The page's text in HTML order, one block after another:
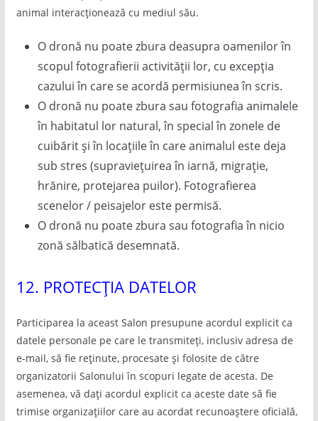
animal interacționează cu mediul său.
O dronă nu poate zbura deasupra oamenilor în
scopul fotografierii activității lor, cu excepția
cazului în care se acordă permisiunea în scris.
O dronă nu poate zbura sau fotografia animalele
în habitatul lor natural, în special în zonele de
cuibărit și în locațiile în care animalul este deja
sub stres (supraviețuirea în iarnă, migrație,
hrănire, protejarea puilor). Fotografierea
scenelor / peisajelor este permisă.
O dronă nu poate zbura sau fotografia în nicio
zonă sălbatică desemnată.
12. PROTECȚIA DATELOR
Participarea la aceast Salon presupune acordul explicit ca
datele personale pe care le transmiteți, inclusiv adresa de
e-mail, să fie reținute, procesate și folosite de către
organizatorii Salonului în scopuri legate de acesta. De
asemenea, vă dați acordul explicit ca aceste date să fie
trimise organizațiilor care au acordat recunoaștere oficială,